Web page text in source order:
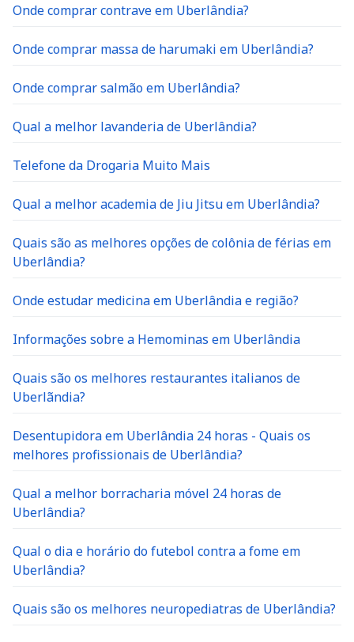
Onde comprar contrave em Uberlândia?
Onde comprar massa de harumaki em Uberlândia?
Onde comprar salmão em Uberlândia?
Qual a melhor lavanderia de Uberlândia?
Telefone da Drogaria Muito Mais
Qual a melhor academia de Jiu Jitsu em Uberlândia?
Quais são as melhores opções de colônia de férias em
Uberlândia?
Onde estudar medicina em Uberlândia e região?
Informações sobre a Hemominas em Uberlândia
Quais são os melhores restaurantes italianos de
Uberlãndia?
Desentupidora em Uberlândia 24 horas - Quais os
melhores profissionais de Uberlândia?
Qual a melhor borracharia móvel 24 horas de
Uberlândia?
Qual o dia e horário do futebol contra a fome em
Uberlândia?
Quais são os melhores neuropediatras de Uberlândia?